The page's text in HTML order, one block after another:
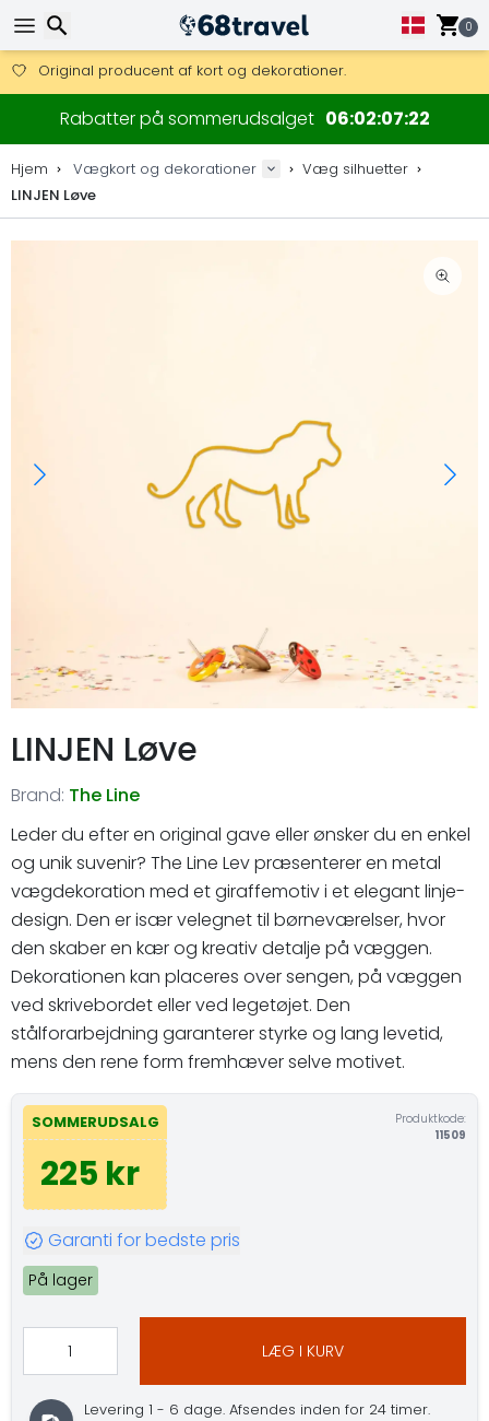
0
DHL Express fra dag til dag er også tilgængelig.
30 dages returret, 90 dage for trækort og dekorationer.
Original producent af kort og dekorationer.
Rabatter på sommerudsalget 06020722
Hjem Vægkort og dekorationer
Væg silhuetter
LINJEN Løve
LINJEN Løve
Brand: The Line
Leder du efter en original gave eller ønsker du en enkel
og unik suvenir? The Line Lev præsenterer en metal
vægdekoration med et giraffemotiv i et elegant linje-
design. Den er især velegnet til børneværelser, hvor
den skaber en kær og kreativ detalje på væggen.
Dekorationen kan placeres over sengen, på væggen
ved skrivebordet eller ved legetøjet. Den
stålforarbejdning garanterer styrke og lang levetid,
mens den rene form fremhæver selve motivet.
SOMMERUDSALG
225 kr
Produktkode:
11509
Garanti for bedste pris
På lager
LÆG I KURV
Levering 1 - 6 dage. Afsendes inden for 24 timer.
Søg efter
Søg efter